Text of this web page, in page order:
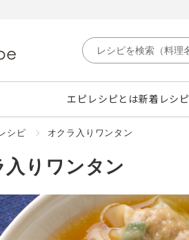
エピレシピとは新着レシピ
シピ オクラ入りワンタン
入りワンタン